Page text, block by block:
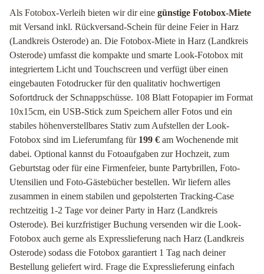
Als Fotobox-Verleih bieten wir dir eine günstige Fotobox-Miete
mit Versand inkl. Rückversand-Schein für deine Feier in Harz
(Landkreis Osterode) an. Die Fotobox-Miete in Harz (Landkreis
Osterode) umfasst die kompakte und smarte Look-Fotobox mit
integriertem Licht und Touchscreen und verfügt über einen
eingebauten Fotodrucker für den qualitativ hochwertigen
Sofortdruck der Schnappschüsse. 108 Blatt Fotopapier im Format
10x15cm, ein USB-Stick zum Speichern aller Fotos und ein
stabiles höhenverstellbares Stativ zum Aufstellen der Look-
Fotobox sind im Lieferumfang für 199 € am Wochenende mit
dabei. Optional kannst du Fotoaufgaben zur Hochzeit, zum
Geburtstag oder für eine Firmenfeier, bunte Partybrillen, Foto-
Utensilien und Foto-Gästebücher bestellen. Wir liefern alles
zusammen in einem stabilen und gepolsterten Tracking-Case
rechtzeitig 1-2 Tage vor deiner Party in Harz (Landkreis
Osterode). Bei kurzfristiger Buchung versenden wir die Look-
Fotobox auch gerne als Expresslieferung nach Harz (Landkreis
Osterode) sodass die Fotobox garantiert 1 Tag nach deiner
Bestellung geliefert wird. Frage die Expresslieferung einfach